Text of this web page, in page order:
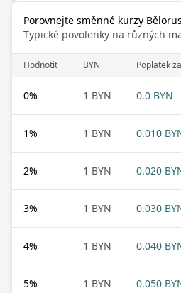
Porovnejte směnné kurzy
Typické povolenky na různých
Hodnotit BYN Poplatek
0% 1 BYN 0.0 BYN
1% 1 BYN 0.010
2% 1 BYN 0.020
3% 1 BYN 0.030
4% 1 BYN 0.040
5% 1 BYN 0.050